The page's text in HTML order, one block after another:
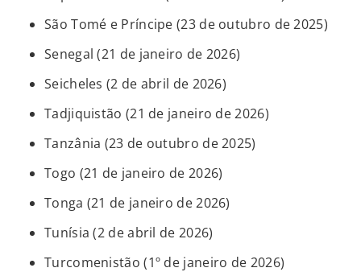
São Tomé e Príncipe (23 de outubro de 2025)
Senegal (21 de janeiro de 2026)
Seicheles (2 de abril de 2026)
Tadjiquistão (21 de janeiro de 2026)
Tanzânia (23 de outubro de 2025)
Togo (21 de janeiro de 2026)
Tonga (21 de janeiro de 2026)
Tunísia (2 de abril de 2026)
Turcomenistão (1º de janeiro de 2026)